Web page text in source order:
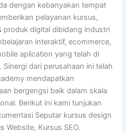
dengan kebanyakan tempat
pelayanan kursus,
produk digital dibidang industri
interaktif, ecommerce,
aplication yang telah di
dari perusahaan ini telah
mendapatkan
bergengsi baik dalam skala
Berikut ini kami tunjukan
Seputar kursus design
Website, Kursus SEO.